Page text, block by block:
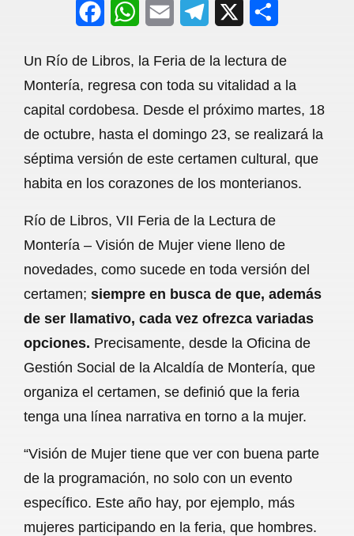
c
e
o
o
W
a
A
p
a l
r
a
a
Un Río de Libros, la Feria de la lectura de
Montería, regresa con toda su vitalidad a la
capital cordobesa. Desde el próximo martes, 18
de octubre, hasta el domingo 23, se realizará la
séptima versión de este certamen cultural, que
habita en los corazones de los monterianos.
Río de Libros, VII Feria de la Lectura de
Montería – Visión de Mujer viene lleno de
novedades, como sucede en toda versión del
certamen; siempre en busca de que, además
de ser llamativo, cada vez ofrezca variadas
opciones. Precisamente, desde la Oficina de
Gestión Social de la Alcaldía de Montería, que
organiza el certamen, se definió que la feria
tenga una línea narrativa en torno a la mujer.
“Visión de Mujer tiene que ver con buena parte
de la programación, no solo con un evento
específico. Este año hay, por ejemplo, más
mujeres participando en la feria, que hombres.